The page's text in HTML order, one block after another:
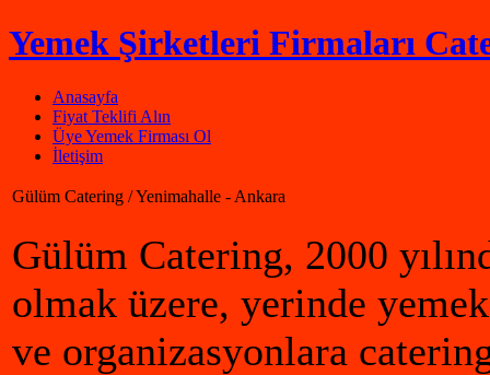
Yemek Şirketleri Firmaları
Anasayfa
Fiyat Teklifi Alın
Üye Yemek Firması Ol
İletişim
Gülüm Catering / Yenimahalle - Ankara
Gülüm Catering, 2000
olmak üzere, yerinde
ve organizasyonlara